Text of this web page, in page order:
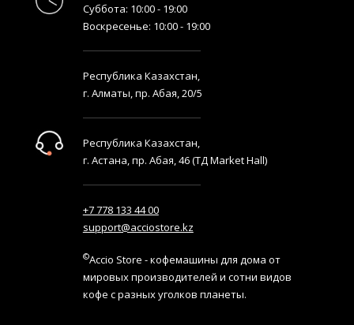
Суббота: 10:00 - 19:00
Воскресенье: 10:00 - 19:00
Республика Казахстан,
г. Алматы, пр. Абая, 20/5
Республика Казахстан,
г. Астана, пр. Абая, 46 (ТД Market Hall)
+7 778 133 44 00
support@acciostore.kz
©Accio Store - кофемашины для дома от
мировых производителей и сотни видов
кофе с разных уголков планеты.